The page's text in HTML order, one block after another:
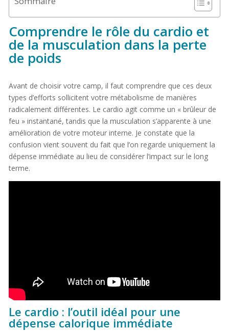
Comprendre le rôle du cardio et
de la musculation dans la perte
de poids
Avant de choisir votre camp, il faut comprendre que ces deux
types d’efforts sollicitent votre métabolisme de manières
radicalement différentes. Le cardio agit comme un « brûleur de
feu » instantané, tandis que la musculation s’apparente à une
amélioration de votre moteur interne. Je constate que la
confusion vient souvent du fait que l’on regarde uniquement la
dépense immédiate au lieu de considérer l’impact sur le long
terme.
Le cardio : l’outil idéal pour une
dépense calorique immédiate